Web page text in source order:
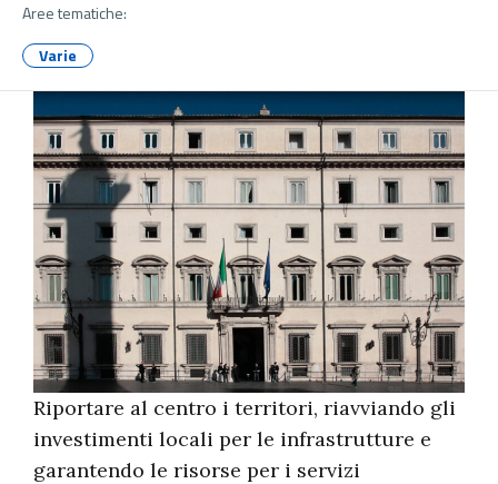
Aree tematiche:
Varie
Riportare al centro i territori, riavviando gli
investimenti locali per le infrastrutture e
garantendo le risorse per i servizi